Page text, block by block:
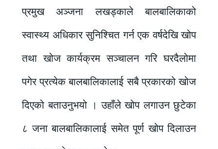
प्रमुख अञ्जना लखड्काले बालबालिकाको
स्वास्थ्य अधिकार सुनिश्चित गर्न एक वर्षदेखि खोप
तथा खोज कार्यक्रम सञ्चालन गरि घरदैलोमा
पगेर प्रत्येक बालबालिकालाई सबै प्रकारको खोज
दिएको बताउनुभयो । उहाँले खोप लगाउन छुटेका
८ जना बालबालिकालाई समेत पूर्ण खोप दिलाउन